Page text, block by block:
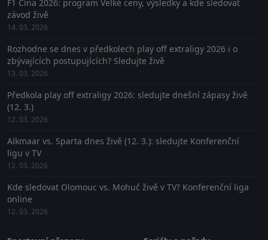
F1 Čína 2026: program Velké ceny, výsledky a kde sledovat
závod živě
14. 03. 2026
Rozhodne se dnes v předkolech play off extraligy 2026 i o
zbývajících postupujících? Sledujte živě
13. 03. 2026
Předkola play off extraligy 2026: sledujte dnešní zápasy živě
(12. 3.)
12. 03. 2026
Alkmaar vs. Sparta dnes živě (12. 3.): sledujte Konferenční
ligu v TV
12. 03. 2026
Kde sledovat Olomouc vs. Mohuč živě v TV? Konferenční liga
online
12. 03. 2026